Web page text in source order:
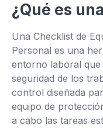
Haz clic y
¿Qué es
Una Checklist de
Personal es una
entorno laboral que
seguridad de los
control diseñada
equipo de
a cabo las tareas